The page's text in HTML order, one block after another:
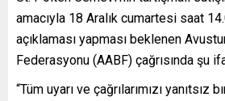
amacıyla 18 Aralık cumartesi saat
açıklaması yapması beklenen
Federasyonu (AABF) çağrısında şu
“Tüm uyarı ve çağrılarımızı yanıtsız